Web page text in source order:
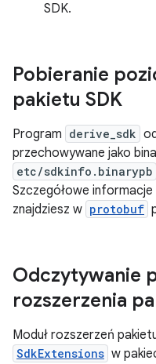
SDK.
Pobieranie
pakietu SDK
Program derive_sdk
przechowywane jako
etc/sdkinfo.binarypb
Szczegółowe
znajdziesz w protobuf
Odczytywanie
rozszerzenia
Moduł rozszerzeń
SdkExtensions w